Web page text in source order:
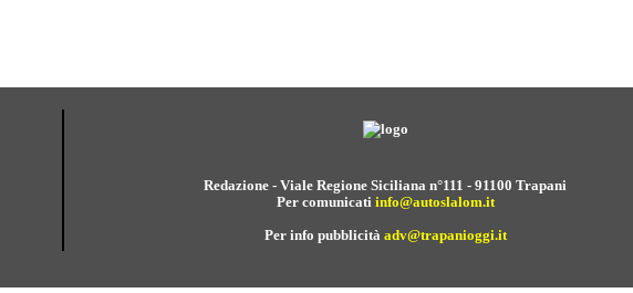
Redazione - Viale Regione Siciliana n°111 - 91100 Trapani
Per comunicati info@autoslalom.it
Per info pubblicità adv@trapanioggi.it